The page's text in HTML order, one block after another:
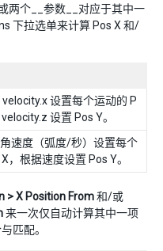
两个__参数__对应于其中一
下拉选单来计算 Pos X 和/
设置每个运动的 P
设置 Pos Y。
速度（弧度/秒）设置每个
，根据速度设置 Pos Y。
> X Position From和/或
来一次仅自动计算其中一项
匹配。